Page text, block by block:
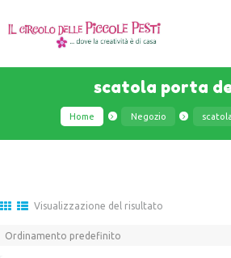
scatola porta
Home Negozio
Visualizzazione del risultato